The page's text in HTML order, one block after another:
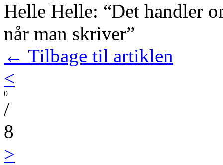
Helle Helle: “Det handler
når man skriver”
← Tilbage til artiklen
<
0
/
8
>